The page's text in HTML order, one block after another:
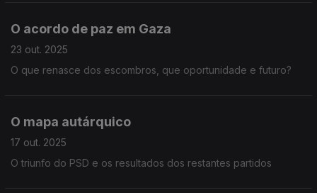
O acordo de paz em Gaza
23 out. 2025
O que renasce dos escombros, que oportunidade e futuro?
O mapa autárquico
17 out. 2025
O triunfo do PSD e os resultados dos restantes partidos